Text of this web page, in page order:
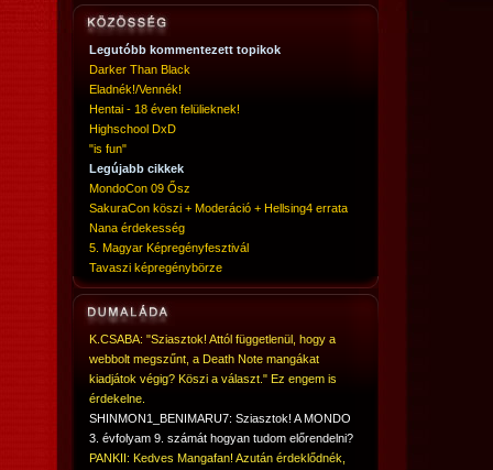
Legutóbb kommentezett topikok
Darker Than Black
Eladnék!/Vennék!
Hentai - 18 éven felülieknek!
Highschool DxD
"is fun"
Legújabb cikkek
MondoCon 09 Ősz
SakuraCon köszi + Moderáció + Hellsing4 errata
Nana érdekesség
5. Magyar Képregényfesztivál
Tavaszi képregénybörze
K.CSABA: "Sziasztok! Attól függetlenül, hogy a
webbolt megszűnt, a Death Note mangákat
kiadjátok végig? Köszi a választ." Ez engem is
érdekelne.
SHINMON1_BENIMARU7: Sziasztok! A MONDO
3. évfolyam 9. számát hogyan tudom előrendelni?
PANKII: Kedves Mangafan! Azután érdeklődnék,